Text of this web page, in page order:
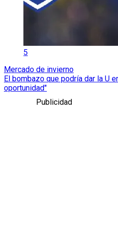
5
Mercado de invierno
El bombazo que podría dar la U
oportunidad"
Publicidad